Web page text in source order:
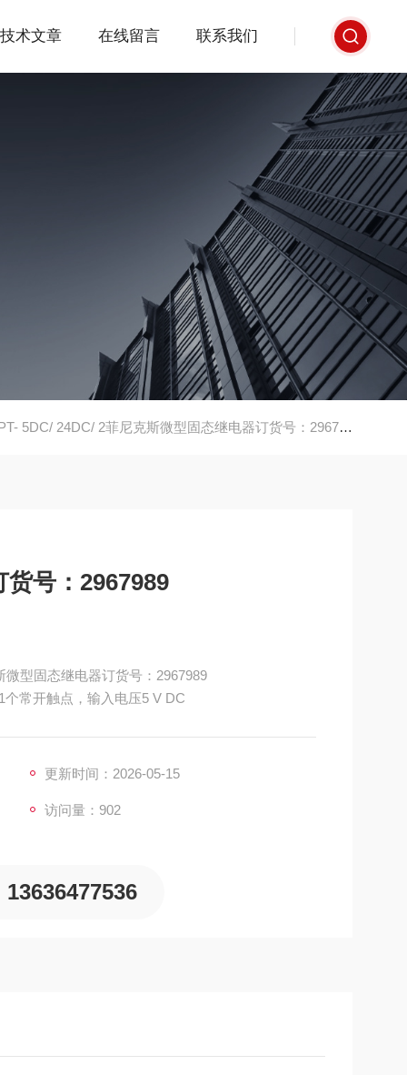
技术文章 在线留言 联系我们
5DC/ 24DC/ 2菲尼克斯微型固态继电器订货号：2967989
号：2967989
型固态继电器订货号：2967989
常开触点，输入电压5 V DC
更新时间：2026-05-15
访问量：902
13636477536